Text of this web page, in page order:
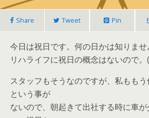
Share Tweet Pin
今日は祝日です。何の日かは知りませ
リハライフに祝日の概念はないので。
スタッフもそうなのですが、私もも
という事が
ないので、朝起きて出社する時に車